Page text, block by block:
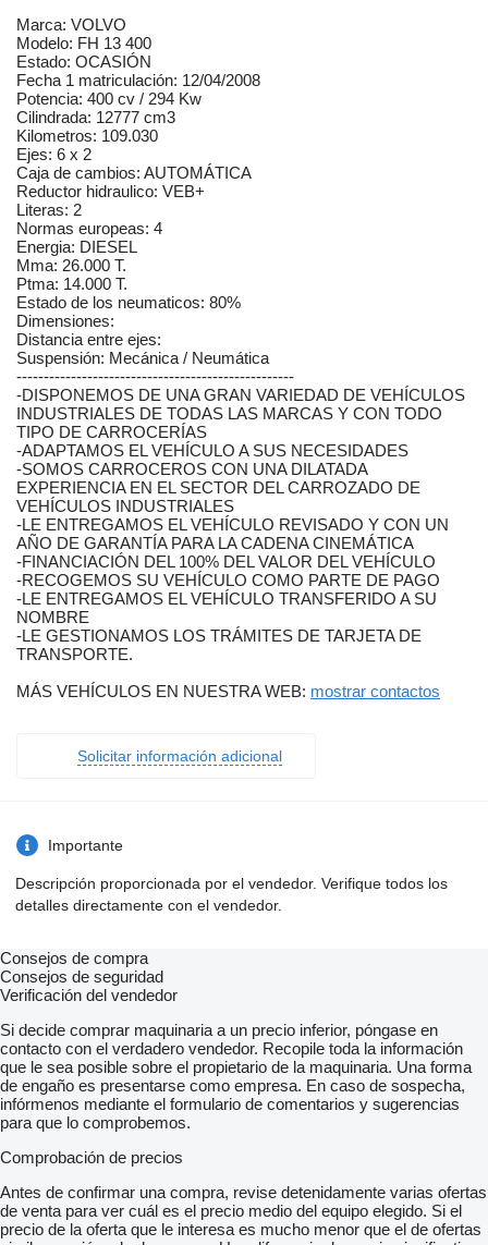
Marca: VOLVO
Modelo: FH 13 400
Estado: OCASIÓN
Fecha 1 matriculación: 12/04/2008
Potencia: 400 cv / 294 Kw
Cilindrada: 12777 cm3
Kilometros: 109.030
Ejes: 6 x 2
Caja de cambios: AUTOMÁTICA
Reductor hidraulico: VEB+
Literas: 2
Normas europeas: 4
Energia: DIESEL
Mma: 26.000 T.
Ptma: 14.000 T.
Estado de los neumaticos: 80%
Dimensiones:
Distancia entre ejes:
Suspensión: Mecánica / Neumática
---------------------------------------------------
-DISPONEMOS DE UNA GRAN VARIEDAD DE VEHÍCULOS
INDUSTRIALES DE TODAS LAS MARCAS Y CON TODO
TIPO DE CARROCERÍAS
-ADAPTAMOS EL VEHÍCULO A SUS NECESIDADES
-SOMOS CARROCEROS CON UNA DILATADA
EXPERIENCIA EN EL SECTOR DEL CARROZADO DE
VEHÍCULOS INDUSTRIALES
-LE ENTREGAMOS EL VEHÍCULO REVISADO Y CON UN
AÑO DE GARANTÍA PARA LA CADENA CINEMÁTICA
-FINANCIACIÓN DEL 100% DEL VALOR DEL VEHÍCULO
-RECOGEMOS SU VEHÍCULO COMO PARTE DE PAGO
-LE ENTREGAMOS EL VEHÍCULO TRANSFERIDO A SU
NOMBRE
-LE GESTIONAMOS LOS TRÁMITES DE TARJETA DE
TRANSPORTE.
MÁS VEHÍCULOS EN NUESTRA WEB: mostrar contactos
Solicitar información adicional
Importante
Descripción proporcionada por el vendedor. Verifique todos los
detalles directamente con el vendedor.
Consejos de compra
Consejos de seguridad
Verificación del vendedor
Si decide comprar maquinaria a un precio inferior, póngase en
contacto con el verdadero vendedor. Recopile toda la información
que le sea posible sobre el propietario de la maquinaria. Una forma
de engaño es presentarse como empresa. En caso de sospecha,
infórmenos mediante el formulario de comentarios y sugerencias
para que lo comprobemos.
Comprobación de precios
Antes de confirmar una compra, revise detenidamente varias ofertas
de venta para ver cuál es el precio medio del equipo elegido. Si el
precio de la oferta que le interesa es mucho menor que el de ofertas